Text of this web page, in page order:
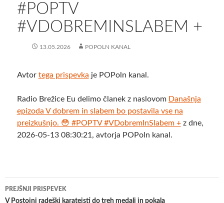
#POPTV
#VDOBREMINSLABEM +
13.05.2026 POPOLN KANAL
Avtor tega prispevka je POPoln kanal.
Radio Brežice Eu delimo članek z naslovom Današnja
epizoda V dobrem in slabem bo postavila vse na
preizkušnjo. 😳 #POPTV #VDobremInSlabem +z dne,
2026-05-13 08:30:21, avtorja POPoln kanal.
Krmarjenje
PREJŠNJI PRISPEVEK
V Postojni radeški karateisti do treh medalj in pokala